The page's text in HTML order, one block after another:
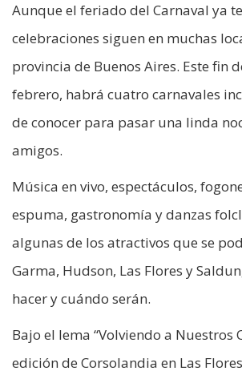
Aunque el feriado del Carnaval ya
celebraciones siguen en muchas
provincia de Buenos Aires. Este fin
febrero, habrá cuatro carnavales
de conocer para pasar una linda
amigos.
Música en vivo, espectáculos,
espuma, gastronomía y danzas
algunas de los atractivos que se
Garma, Hudson, Las Flores y
hacer y cuándo serán.
Bajo el lema “Volviendo a Nuestros
edición de Corsolandia en Las